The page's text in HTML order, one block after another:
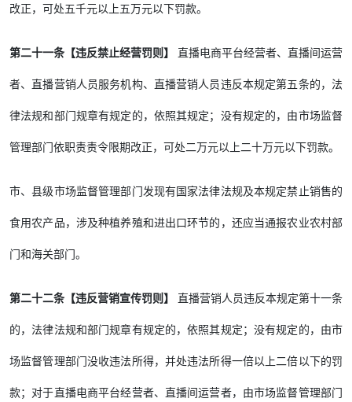
改正，可处五千元以上五万元以下罚款。
第二十一条【违反禁止经营罚则】 直播电商平台经营者、直播间运营
者、直播营销人员服务机构、直播营销人员违反本规定第五条的，法
律法规和部门规章有规定的，依照其规定；没有规定的，由市场监督
管理部门依职责责令限期改正，可处二万元以上二十万元以下罚款。
市、县级市场监督管理部门发现有国家法律法规及本规定禁止销售的
食用农产品，涉及种植养殖和进出口环节的，还应当通报农业农村部
门和海关部门。
第二十二条【违反营销宣传罚则】 直播营销人员违反本规定第十一条
的，法律法规和部门规章有规定的，依照其规定；没有规定的，由市
场监督管理部门没收违法所得，并处违法所得一倍以上二倍以下的罚
款；对于直播电商平台经营者、直播间运营者，由市场监督管理部门